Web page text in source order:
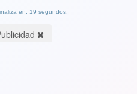
en: 19 segundos.